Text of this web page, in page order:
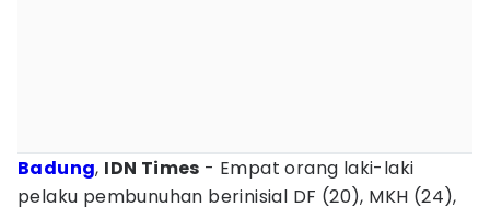
Badung, IDN Times - Empat orang laki-laki
pelaku pembunuhan berinisial DF (20), MKH (24),